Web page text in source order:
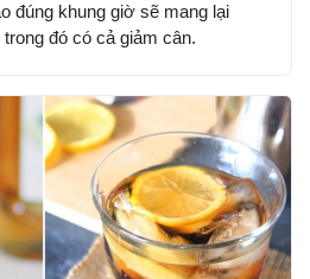
đúng khung giờ sẽ mang lại
đó có cả giảm cân.